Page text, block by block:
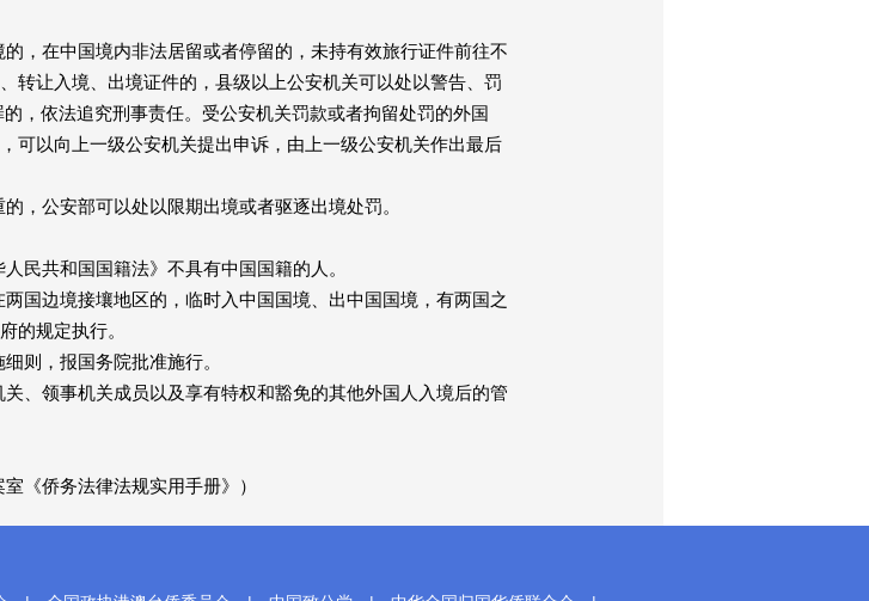
，在中国境内非法居留或者停留的，未持有效旅行证件前往不
转让入境、出境证件的，县级以上公安机关可以处以警告、罚
，依法追究刑事责任。受公安机关罚款或者拘留处罚的外国
可以向上一级公安机关提出申诉，由上一级公安机关作出最后
，公安部可以处以限期出境或者驱逐出境处罚。
民共和国国籍法》不具有中国国籍的人。
国边境接壤地区的，临时入中国国境、出中国国境，有两国之
的规定执行。
则，报国务院批准施行。
、领事机关成员以及享有特权和豁免的其他外国人入境后的管
《侨务法律法规实用手册》）